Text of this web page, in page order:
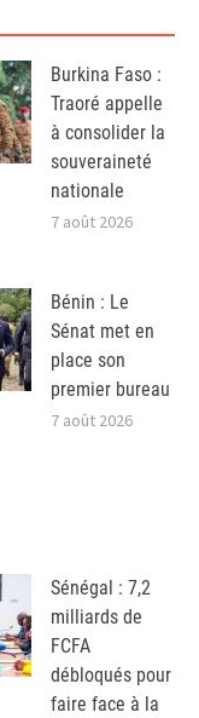
Burkina Faso :
Traoré appelle
à consolider la
souveraineté
nationale
7 août 2026
Bénin : Le
Sénat met en
place son
premier bureau
7 août 2026
Sénégal : 7,2
milliards de
FCFA
débloqués pour
faire face à la